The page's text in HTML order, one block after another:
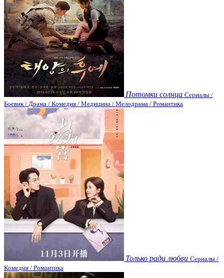
Потомки солнца Сериалы /
Боевик / Драма / Комедия / Медицина / Мелодрама / Романтика
Только ради любви Сериалы /
Комедия / Романтика